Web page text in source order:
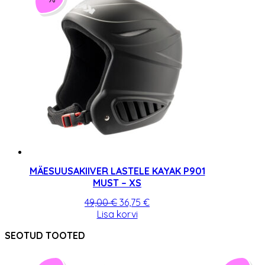
varianti.
Valikuid
saab
tootelehel.
MÄESUUSAKIIVER LASTELE KAYAK P901
MUST – XS
49,00€ Algne
hind
36,75 €Praegune
Lisa korvi
SEOTUD TOOTED